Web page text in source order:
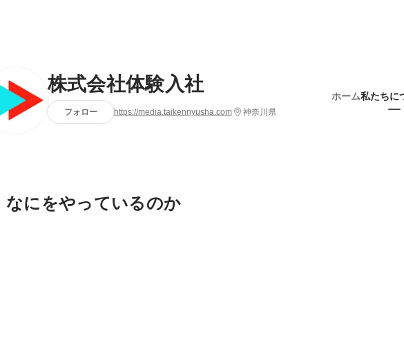
株式会社体験入社
フォロー https://media.taikennyusha.com 神奈川県
ホーム私たちに
なにをやっているのか